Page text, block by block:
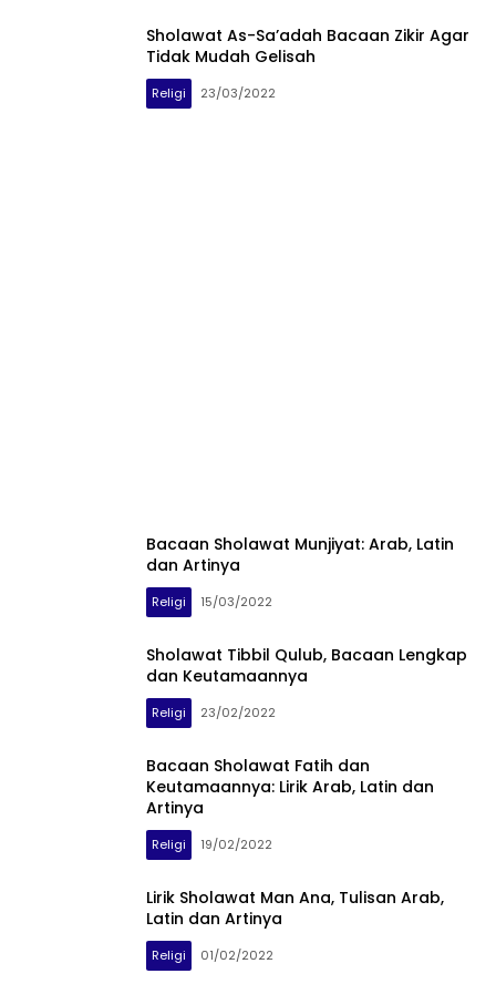
Sholawat As-Sa’adah Bacaan Zikir Agar
Tidak Mudah Gelisah
Religi 23/03/2022
Bacaan Sholawat Munjiyat: Arab, Latin
dan Artinya
Religi 15/03/2022
Sholawat Tibbil Qulub, Bacaan Lengkap
dan Keutamaannya
Religi 23/02/2022
Bacaan Sholawat Fatih dan
Keutamaannya: Lirik Arab, Latin dan
Artinya
Religi 19/02/2022
Lirik Sholawat Man Ana, Tulisan Arab,
Latin dan Artinya
Religi 01/02/2022